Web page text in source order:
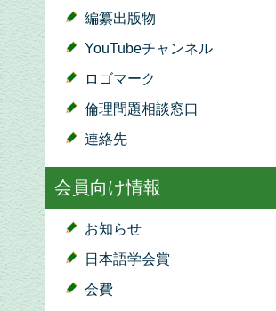
編纂出版物
YouTubeチャンネル
ロゴマーク
倫理問題相談窓口
連絡先
会員向け情報
お知らせ
日本語学会賞
会費